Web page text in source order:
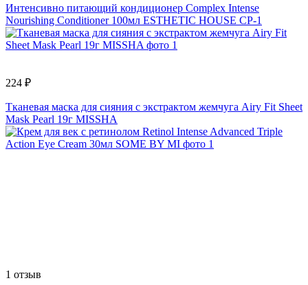
Интенсивно питающий кондиционер Complex Intense
Nourishing Conditioner 100мл ESTHETIC HOUSE CP-1
224 ₽
Тканевая маска для сияния с экстрактом жемчуга Airy Fit Sheet
Mask Pearl 19г MISSHA
1 отзыв